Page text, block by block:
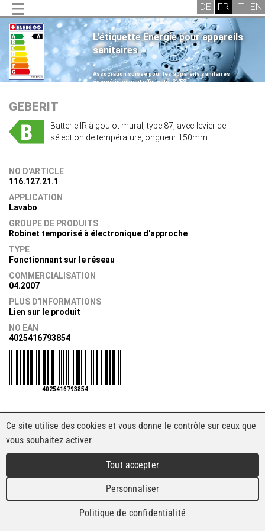
L'étiquette Energie pour appareils
sanitaires
.
Association suisse pour les appareils sanitaires
énergétiquement efficients, SVES
GEBERIT
Batterie IR à goulot mural, type 87, avec levier de
sélection de température,longueur 150mm
NO D'ARTICLE
116.127.21.1
APPLICATION
Lavabo
GROUPE DE PRODUITS
Robinet temporisé à électronique d'approche
TYPE
Fonctionnant sur le réseau
COMMERCIALISATION
04.2007
PLUS D'INFORMATIONS
Lien sur le produit
NO EAN
4025416793854
4025416793854
Ce site utilise des cookies et vous donne le contrôle sur ceux que
vous souhaitez activer
Tout accepter
Personnaliser
Politique de confidentialité